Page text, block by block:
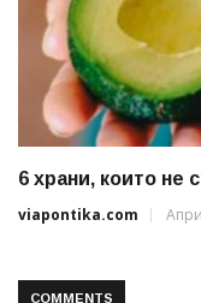
6 храни, които не
viapontika.com
COMMENTS